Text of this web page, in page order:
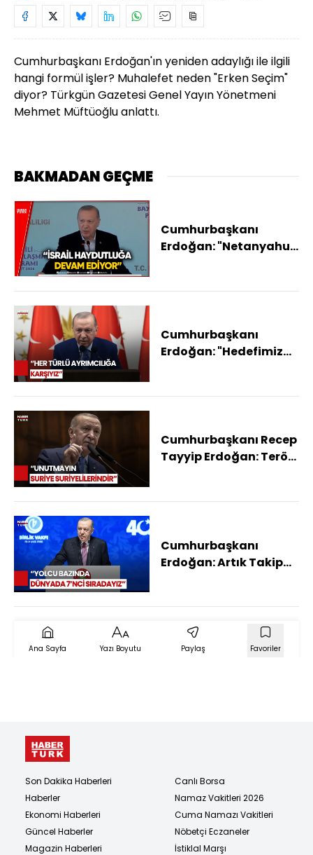
Cumhurbaşkanı Erdoğan'ın yeniden adaylığı ile ilgili
hangi formül işler? Muhalefet neden "Erken Seçim"
diyor? Türkgün Gazetesi Genel Yayın Yönetmeni
Mehmet Müftüoğlu anlattı.
BAKMADAN GEÇME
Cumhurbaşkanı
Erdoğan: "Netanyahu
Cumhurbaşkanı
Erdoğan: "Hedefimiz
Cumhurbaşkanı Recep
Tayyip Erdoğan: Terör
Cumhurbaşkanı
Erdoğan: Artık Takip
Ana Sayfa Yazı Boyutu Paylaş Favoriler
Son Dakika Haberleri
Haberler
Ekonomi Haberleri
Güncel Haberler
Magazin Haberleri
Canlı Borsa
Namaz Vakitleri 2026
Cuma Namazı Vakitleri
Nöbetçi Eczaneler
İstiklal Marşı